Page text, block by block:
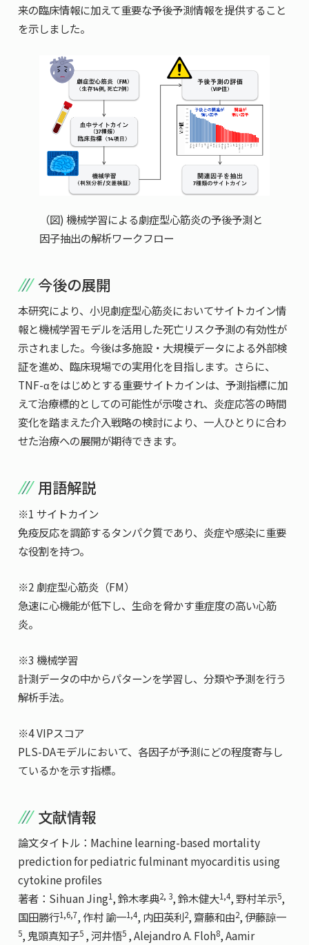
来の臨床情報に加えて重要な予後予測情報を提供すること
を示しました。
（図) 機械学習による劇症型心筋炎の予後予測と
因子抽出の解析ワークフロー
今後の展開
本研究により、小児劇症型心筋炎においてサイトカイン情
報と機械学習モデルを活用した死亡リスク予測の有効性が
示されました。今後は多施設・大規模データによる外部検
証を進め、臨床現場での実用化を目指します。さらに、
TNF-αをはじめとする重要サイトカインは、予測指標に加
えて治療標的としての可能性が示唆され、炎症応答の時間
変化を踏まえた介入戦略の検討により、一人ひとりに合わ
せた治療への展開が期待できます。
用語解説
※1 サイトカイン
免疫反応を調節するタンパク質であり、炎症や感染に重要
な役割を持つ。
※2 劇症型心筋炎（FM）
急速に心機能が低下し、生命を脅かす重症度の高い心筋
炎。
※3 機械学習
計測データの中からパターンを学習し、分類や予測を行う
解析手法。
※4 VIPスコア
PLS-DAモデルにおいて、各因子が予測にどの程度寄与し
ているかを示す指標。
文献情報
論文タイトル：Machine learning-based mortality
prediction for pediatric fulminant myocarditis using
cytokine profiles
著者：Sihuan Jing1, 鈴木孝典2, 3, 鈴木健大1,4, 野村羊示5,
国田勝行1,6,7, 作村 諭一1,4, 内田英利2, 齋藤和由2, 伊藤諒一
5, 鬼頭真知子5 , 河井悟5 , Alejandro A. Floh8, Aamir